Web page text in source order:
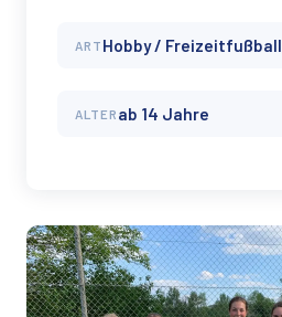
ART Hobby / Freizeitfußball
ALTER ab 14 Jahre